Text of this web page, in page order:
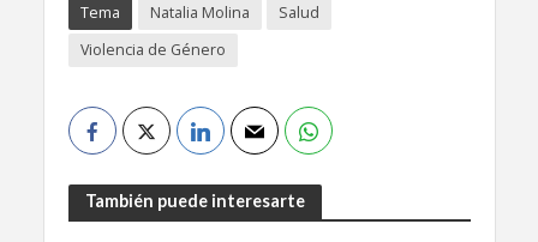
Tema Natalia Molina
Salud
Violencia de Género
También puede interesarte